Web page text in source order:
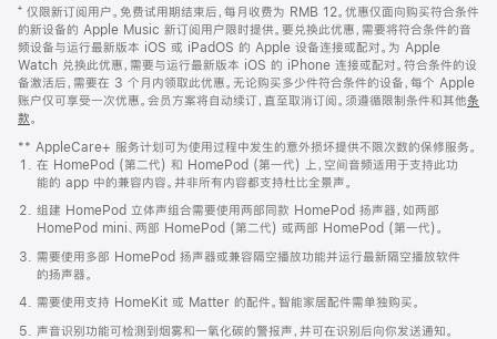
页
页
脚
⁺ 仅限新订阅用户。免费试用期结束后，每月收费为 RMB 12。优惠仅面向购买符合条件
的新设备的 Apple Music 新订阅用户限时提供。要兑换此优惠，需要将符合条件的音
频设备与运行最新版本 iOS 或 iPadOS 的 Apple 设备连接或配对。为 Apple
Watch 兑换此优惠，需要与运行最新版本 iOS 的 iPhone 连接或配对。符合条件的设
备激活后，需要在 3 个月内领取此优惠。无论购买多少件符合条件的设备，每个 Apple
账户仅可享受一次优惠。会员方案将自动续订，直至取消订阅。须遵循限制条件和其他条
款。
窗
口
中
打
开)
** AppleCare+ 服务计划可为使用过程中发生的意外损坏提供不限次数的保修服务。
在 HomePod (第二代) 和 HomePod (第一代) 上，空间音频适用于支持此功
能的 app 中的兼容内容。并非所有内容都支持杜比全景声。
组建 HomePod 立体声组合需要使用两部同款 HomePod 扬声器，如两部
HomePod mini、两部 HomePod (第二代) 或两部 HomePod (第一代)。
需要使用多部 HomePod 扬声器或兼容隔空播放功能并运行最新隔空播放软件
的扬声器。
需要使用支持 HomeKit 或 Matter 的配件。智能家居配件需单独购买。
声音识别功能可检测到烟雾和一氧化碳的警报声，并可在识别后向你发送通知。